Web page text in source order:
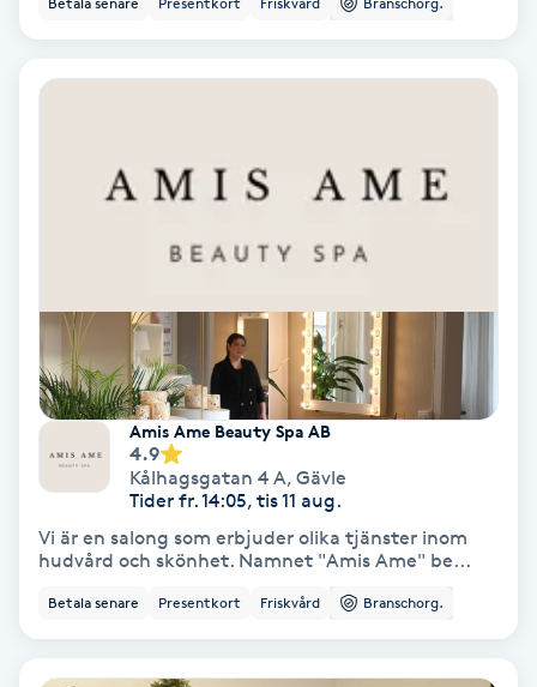
Barber
Barnklippning
BIAB
Amis Ame Beauty Spa AB
4.9
Kålhagsgatan 4 A, Gävle
Tider fr. 14:05, tis 11 aug.
Vi är en salong som erbjuder olika tjänster inom
hudvård och skönhet. Namnet "Amis Ame" be...
Betala senare Presentkort Friskvård Branschorg.